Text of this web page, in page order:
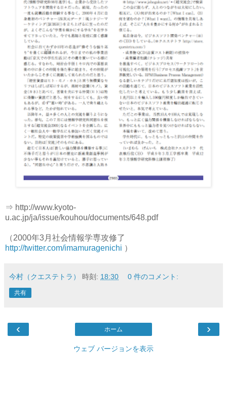
⇒ http://www.kyoto-
u.ac.jp/ja/issue/kouhou/documents/648.pdf
（2000年3月社会情報学専攻修了
http://twitter.com/imamuragenichi ）
今村（クエステトラ） 時刻: 18:30 0 件のコメント:
共有
‹ ›
ホーム
ウェブ バージョンを表示